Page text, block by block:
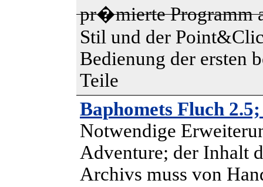
pr�mierte Programm
Stil und der
Bedienung der ersten
Teile
Baphomets Fluch
Notwendige
Adventure; der Inhalt
Archivs muss von